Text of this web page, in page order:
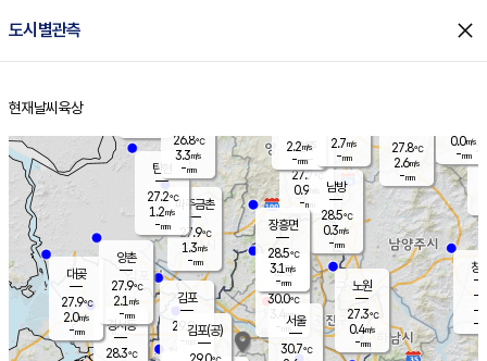
도시별관측 close
홈
현재날씨 육상
양주
27.7℃
0.9
-mm
경서동
28.3℃
파주금촌
27.9℃
1.3m/s
-mm
27.8℃
2.6m/s
-mm
대곶
27.9℃
2.0m/s
-mm
창
-
-m/
-
탄현
27.2℃
1.2m/s
-mm
0.0m/s
-mm
김포
29.0℃
-m/s
mm
양촌
27.9℃
2.1 m/s
-mm
은평
30.0℃
3.4 m/s
- mm
노원
27.3℃
0.4m/s
-mm
남방
28.5℃
0.3m/s
-mm
장흥면
28.5℃
3.1 m/s
-mm
2.2m/s
-mm
김포(공)
서울
30.7℃
26.8℃
3.3m/s
-mm
2.7m/s
-mm